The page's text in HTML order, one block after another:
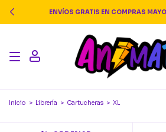
ENVÍOS GRATIS EN COMPRAS
Inicio > Librería > Cartucheras > XL